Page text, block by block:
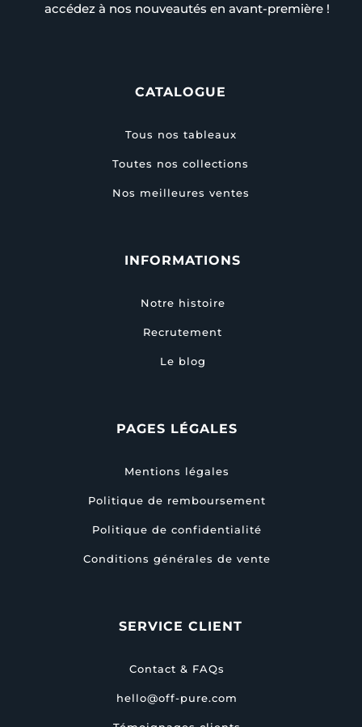
accédez à nos nouveautés en avant-première !
CATALOGUE
Tous nos tableaux
Toutes nos collections
Nos meilleures ventes
INFORMATIONS
Notre histoire
Recrutement
Le blog
PAGES LÉGALES
Mentions légales
Politique de remboursement
Politique de confidentialité
Conditions générales de vente
SERVICE CLIENT
Contact & FAQs
hello@off-pure.com